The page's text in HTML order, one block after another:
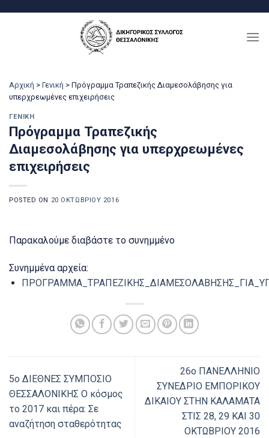
Αρχική > Γενική > Πρόγραμμα Τραπεζικής Διαμεσολάβησης για
υπερχρεωμένες επιχειρήσεις
ΓΕΝΙΚΉ
Πρόγραμμα Τραπεζικής
Διαμεσολάβησης για υπερχρεωμένες
επιχειρήσεις
POSTED ON 20 ΟΚΤΩΒΡΊΟΥ 2016
Παρακαλούμε διαβάστε το συνημμένο
Συνημμένα αρχεία:
5ο ΔΙΕΘΝΕΣ ΣΥΜΠΟΣΙΟ
ΘΕΣΣΑΛΟΝΙΚΗΣ Ο κόσμος
το 2017 και πέρα: Σε
αναζήτηση σταθερότητας
26o ΠΑΝΕΛΛΗΝΙΟ
ΣΥΝΕΔΡΙΟ ΕΜΠΟΡΙΚΟΥ
ΔΙΚΑΙΟΥ ΣΤΗΝ ΚΑΛΑΜΑΤΑ
ΣΤΙΣ 28, 29 ΚΑΙ 30
ΟΚΤΩΒΡΙΟΥ 2016